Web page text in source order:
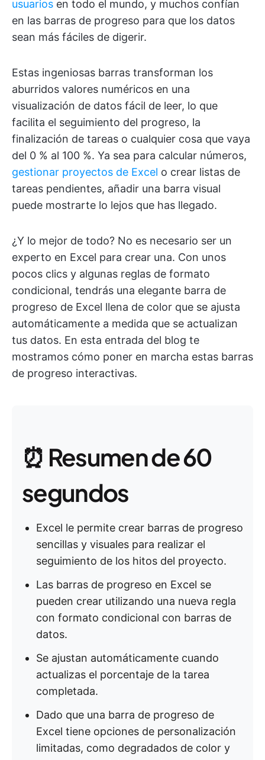
usuarios en todo el mundo, y muchos confían
en las barras de progreso para que los datos
sean más fáciles de digerir.
Estas ingeniosas barras transforman los
aburridos valores numéricos en una
visualización de datos fácil de leer, lo que
facilita el seguimiento del progreso, la
finalización de tareas o cualquier cosa que vaya
del 0 % al 100 %. Ya sea para calcular números,
gestionar proyectos de Excel o crear listas de
tareas pendientes, añadir una barra visual
puede mostrarte lo lejos que has llegado.
¿Y lo mejor de todo? No es necesario ser un
experto en Excel para crear una. Con unos
pocos clics y algunas reglas de formato
condicional, tendrás una elegante barra de
progreso de Excel llena de color que se ajusta
automáticamente a medida que se actualizan
tus datos. En esta entrada del blog te
mostramos cómo poner en marcha estas barras
de progreso interactivas.
⏰ Resumen de 60
segundos
Excel le permite crear barras de progreso
sencillas y visuales para realizar el
seguimiento de los hitos del proyecto.
Las barras de progreso en Excel se
pueden crear utilizando una nueva regla
con formato condicional con barras de
datos.
Se ajustan automáticamente cuando
actualizas el porcentaje de la tarea
completada.
Dado que una barra de progreso de
Excel tiene opciones de personalización
limitadas, como degradados de color y